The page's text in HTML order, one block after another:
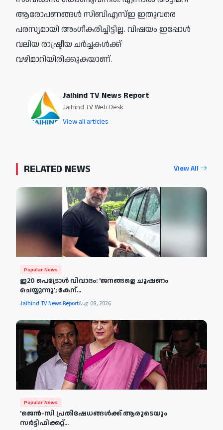
ആരോപണങ്ങൾ സിബിഎസ്ഇ ഇതുവരെ
പരസ്യമായി അംഗീകരിച്ചിട്ടില്ല. വിഷയം ഇപ്പോൾ
വലിയ രാഷ്ട്രീയ ചർച്ചകൾക്ക്
വഴിമാറിയിരിക്കുകയാണ്.
Jaihind TV News Report
Jaihind TV Web Desk
View all articles
RELATED NEWS View All
Popular News
ഇ20 പെട്രോള്‍ വിവാദം: 'ജനങ്ങളെ ചൂഷണം
ചെയ്യുന്നു'; കേന്...
Jaihind TV News ReportAug 08, 2026
Popular News
'ജെന്‍-സി പ്രതിഷേധങ്ങള്‍ക്ക് ആരുടെയും
സര്‍ട്ടിഫിക്കറ്റ്...